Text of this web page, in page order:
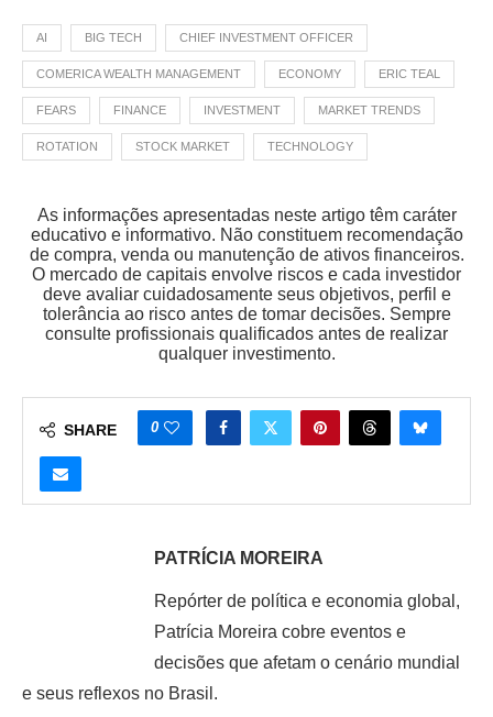
AI BIG TECH CHIEF INVESTMENT OFFICER
COMERICA WEALTH MANAGEMENT ECONOMY ERIC TEAL
FEARS FINANCE INVESTMENT MARKET TRENDS
ROTATION STOCK MARKET TECHNOLOGY
As informações apresentadas neste artigo têm caráter
educativo e informativo. Não constituem recomendação
de compra, venda ou manutenção de ativos financeiros.
O mercado de capitais envolve riscos e cada investidor
deve avaliar cuidadosamente seus objetivos, perfil e
tolerância ao risco antes de tomar decisões. Sempre
consulte profissionais qualificados antes de realizar
qualquer investimento.
SHARE 0
PATRÍCIA MOREIRA
Repórter de política e economia global,
Patrícia Moreira cobre eventos e
decisões que afetam o cenário mundial
e seus reflexos no Brasil.